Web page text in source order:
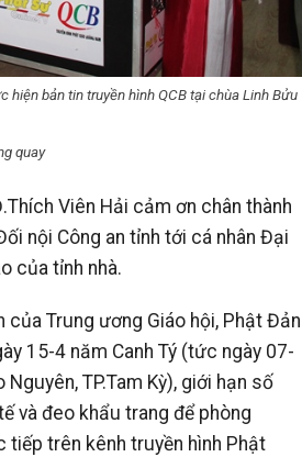
hiện bản tin truyền hình QCB tại chùa Linh Bửu
quay
Viên Hải cảm ơn chân thành
nội Công an tỉnh tới cá nhân Đại
của tỉnh nhà.
Trung ương Giáo hội, Phật Đản
15-4 năm Canh Tý (tức ngày 07-
TP.Tam Kỳ), giới hạn số
và đeo khẩu trang để phòng
tiếp trên kênh truyền hình Phật